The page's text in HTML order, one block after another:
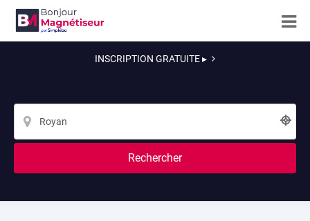
INSCRIPTION GRATUITE ▸
Rechercher